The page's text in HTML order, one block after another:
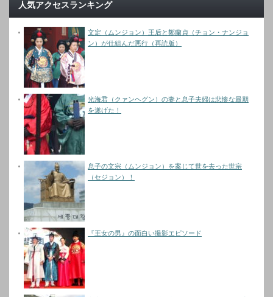
人気アクセスランキング
文定（ムンジョン）王后と鄭蘭貞（チョン・ナンジョ
ン）が仕組んだ悪行（再読版）
光海君（クァンヘグン）の妻と息子夫婦は悲惨な最期
を遂げた！
息子の文宗（ムンジョン）を案じて世を去った世宗
（セジョン）！
『王女の男』の面白い撮影エピソード